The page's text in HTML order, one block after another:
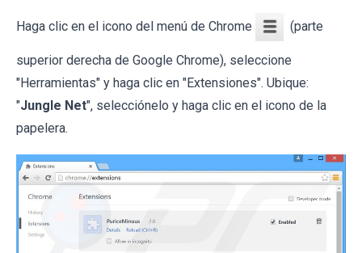
Haga clic en el icono del menú de Chrome (parte
superior derecha de Google Chrome), seleccione
"Herramientas" y haga clic en "Extensiones". Ubique:
"Jungle Net", selecciónelo y haga clic en el icono de la
papelera.